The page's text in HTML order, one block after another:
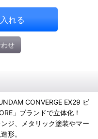
れる
せ
CONVERGE EX29 ビ
」ブランドで立体化！
ジ、メタリック塗装やマー
形。